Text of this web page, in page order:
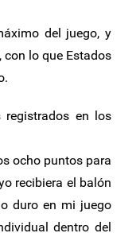
del juego, y
lo que Estados
en los
ocho puntos para
recibiera el balón
duro en mi juego
dentro del